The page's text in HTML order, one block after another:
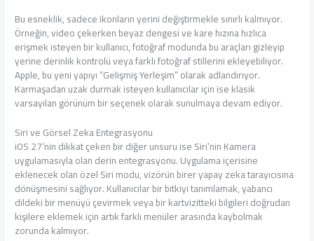
Bu esneklik, sadece ikonların yerini değiştirmekle sınırlı kalmıyor.
Örneğin, video çekerken beyaz dengesi ve kare hızına hızlıca
erişmek isteyen bir kullanıcı, fotoğraf modunda bu araçları gizleyip
yerine derinlik kontrolü veya farklı fotoğraf stillerini ekleyebiliyor.
Apple, bu yeni yapıyı “Gelişmiş Yerleşim” olarak adlandırıyor.
Karmaşadan uzak durmak isteyen kullanıcılar için ise klasik
varsayılan görünüm bir seçenek olarak sunulmaya devam ediyor.
Siri ve Görsel Zeka Entegrasyonu
iOS 27’nin dikkat çeken bir diğer unsuru ise Siri’nin Kamera
uygulamasıyla olan derin entegrasyonu. Uygulama içerisine
eklenecek olan özel Siri modu, vizörün birer yapay zeka tarayıcısına
dönüşmesini sağlıyor. Kullanıcılar bir bitkiyi tanımlamak, yabancı
dildeki bir menüyü çevirmek veya bir kartvizitteki bilgileri doğrudan
kişilere eklemek için artık farklı menüler arasında kaybolmak
zorunda kalmıyor.